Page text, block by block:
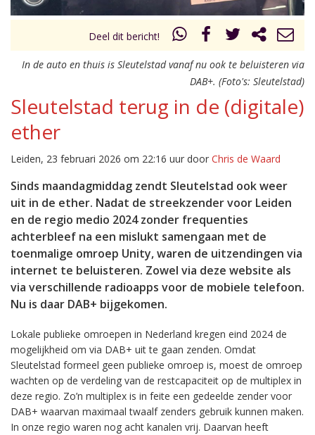
Deel dit bericht!
In de auto en thuis is Sleutelstad vanaf nu ook te beluisteren via
DAB+. (Foto's: Sleutelstad)
Sleutelstad terug in de (digitale)
ether
Leiden, 23 februari 2026 om 22:16 uur door Chris de Waard
Sinds maandagmiddag zendt Sleutelstad ook weer
uit in de ether. Nadat de streekzender voor Leiden
en de regio medio 2024 zonder frequenties
achterbleef na een mislukt samengaan met de
toenmalige omroep Unity, waren de uitzendingen via
internet te beluisteren. Zowel via deze website als
via verschillende radioapps voor de mobiele telefoon.
Nu is daar DAB+ bijgekomen.
Lokale publieke omroepen in Nederland kregen eind 2024 de
mogelijkheid om via DAB+ uit te gaan zenden. Omdat
Sleutelstad formeel geen publieke omroep is, moest de omroep
wachten op de verdeling van de restcapaciteit op de multiplex in
deze regio. Zo’n multiplex is in feite een gedeelde zender voor
DAB+ waarvan maximaal twaalf zenders gebruik kunnen maken.
In onze regio waren nog acht kanalen vrij. Daarvan heeft